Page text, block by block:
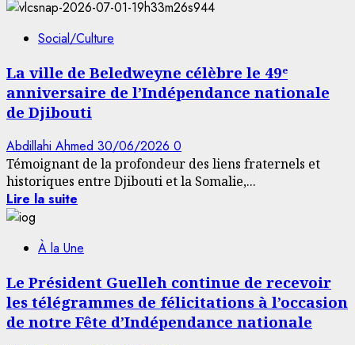
Social/Culture
La ville de Beledweyne célèbre le 49ᵉ
anniversaire de l’Indépendance nationale
de Djibouti
Abdillahi Ahmed 30/06/2026 0
Témoignant de la profondeur des liens fraternels et
historiques entre Djibouti et la Somalie,...
Lire la suite
À la Une
Le Président Guelleh continue de recevoir
les télégrammes de félicitations à l’occasion
de notre Fête d’Indépendance nationale